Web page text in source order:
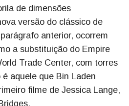
de dimensões
versão do clássico de
anterior, ocorrem
a substituição do Empire
Trade Center, com torres
aquele que Bin Laden
filme de Jessica Lange,